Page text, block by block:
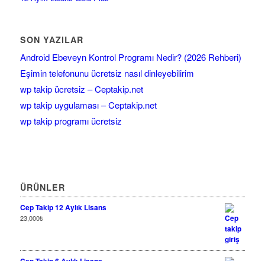
SON YAZILAR
Android Ebeveyn Kontrol Programı Nedir? (2026 Rehberi)
Eşimin telefonunu ücretsiz nasıl dinleyebilirim
wp takip ücretsiz – Ceptakip.net
wp takip uygulaması – Ceptakip.net
wp takip programı ücretsiz
ÜRÜNLER
Cep Takip 12 Aylık Lisans
23,000₺